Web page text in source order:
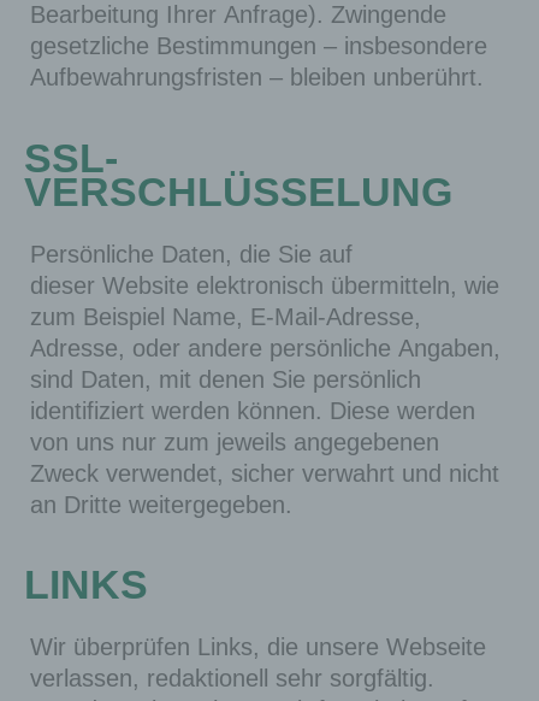
Bearbeitung Ihrer Anfrage). Zwingende
gesetzliche Bestimmungen – insbesondere
Aufbewahrungsfristen – bleiben unberührt.
SSL-
VERSCHLÜSSELUNG
Persönliche Daten, die Sie auf
dieser Website elektronisch übermitteln, wie
zum Beispiel Name, E-Mail-Adresse,
Adresse, oder andere persönliche Angaben,
sind Daten, mit denen Sie persönlich
identifiziert werden können. Diese werden
von uns nur zum jeweils angegebenen
Zweck verwendet, sicher verwahrt und nicht
an Dritte weitergegeben.
LINKS
Wir überprüfen Links, die unsere Webseite
verlassen, redaktionell sehr sorgfältig.